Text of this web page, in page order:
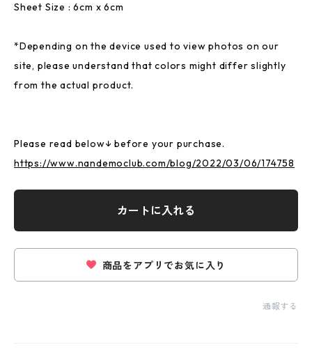
Sheet Size : 6cm x 6cm
*Depending on the device used to view photos on our
site, please understand that colors might differ slightly
from the actual product.
Please read below↓ before your purchase.
https://www.nandemoclub.com/blog/2022/03/06/174758
カートに入れる
商品をアプリでお気に入り
通報する